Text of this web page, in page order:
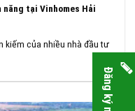
năng tại Vinhomes Hải
kiếm của nhiều nhà đầu tư